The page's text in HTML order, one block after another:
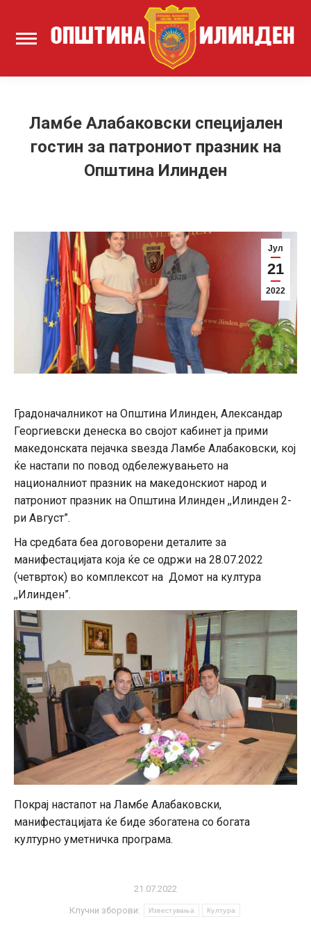
Ламбе Алабаковски специјален
гостин за патрониот празник на
Општина Илинден
Јул
21
2022
Градоначалникот на Општина Илинден, Александар
Георгиевски денеска во својот кабинет ја прими
македонската пејачка ѕвезда Ламбе Алабаковски, кој
ќе настапи по повод одбележувањето на
националниот празник на македонскиот народ и
патрониот празник на Општина Илинден ,,Илинден 2-
ри Август”.
На средбата беа договорени деталите за
манифестацијата која ќе се одржи на 28.07.2022
(четврток) во комплексот на Домот на култура
,,Илинден”.
Покрај настапот на Ламбе Алабаковски,
манифестацијата ќе биде збогатена со богата
културно уметничка програма.
21.07.2022
Клучни зборови: Известувања Култура